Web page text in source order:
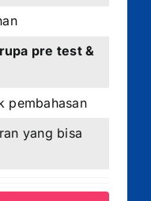
pre test &
pembahasan
yang bisa